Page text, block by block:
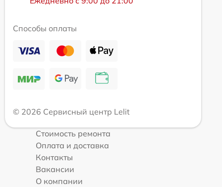
Способы оплаты
© 2026 Сервисный центр Lelit
Стоимость ремонта
Оплата и доставка
Контакты
Вакансии
О компании